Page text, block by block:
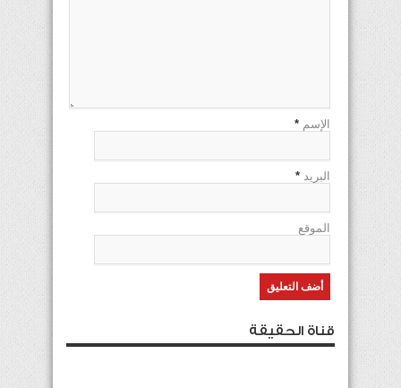
الإسم *
البريد *
الموقع
قناة الحقيقة